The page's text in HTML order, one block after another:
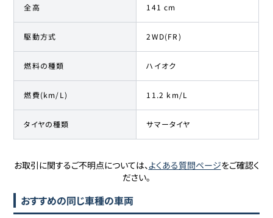
全高 141 cm
駆動方式 2WD(FR)
燃料の種類 ハイオク
燃費(km/L) 11.2 km/L
タイヤの種類 サマータイヤ
お取引に関するご不明点については、よくある質問ページをご確認く
ださい。
おすすめの同じ車種の車両